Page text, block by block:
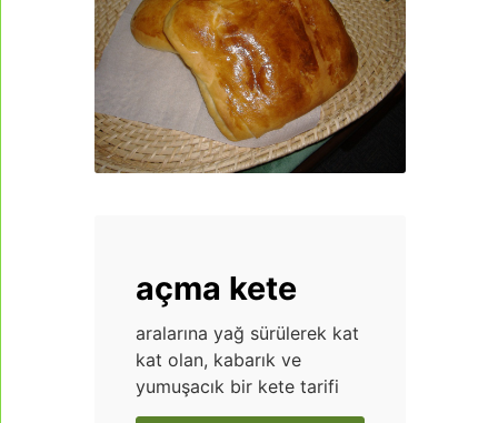
açma kete
aralarına yağ sürülerek kat
kat olan, kabarık ve
yumuşacık bir kete tarifi